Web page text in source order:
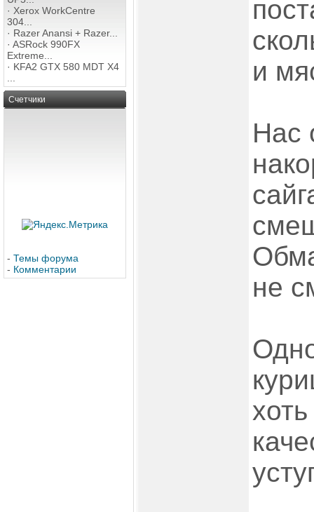
· Xerox WorkCentre
304...
· Razer Anansi + Razer...
· ASRock 990FX
Extreme...
· KFA2 GTX 580 MDT X4
Счетчики
- Темы форума
- Комментарии
и
Нас
не